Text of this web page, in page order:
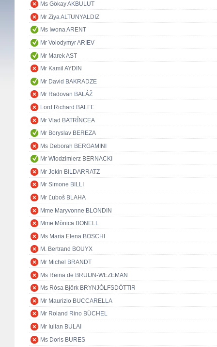
Ms Gökay AKBULUT
Mr Ziya ALTUNYALDIZ
Ms Iwona ARENT
Mr Volodymyr ARIEV
Mr Marek AST
Mr Kamil AYDIN
Mr David BAKRADZE
Mr Radovan BALÁŽ
Lord Richard BALFE
Mr Vlad BATRÎNCEA
Mr Boryslav BEREZA
Ms Deborah BERGAMINI
Mr Włodzimierz BERNACKI
Mr Jokin BILDARRATZ
Mr Simone BILLI
Mr Ľuboš BLAHA
Mme Maryvonne BLONDIN
Mme Mònica BONELL
Ms Maria Elena BOSCHI
M. Bertrand BOUYX
Mr Michel BRANDT
Ms Reina de BRUIJN-WEZEMAN
Ms Rósa Björk BRYNJÓLFSDÓTTIR
Mr Maurizio BUCCARELLA
Mr Roland Rino BÜCHEL
Mr Iulian BULAI
Ms Doris BURES